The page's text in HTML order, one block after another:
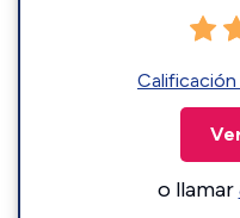
o llamar